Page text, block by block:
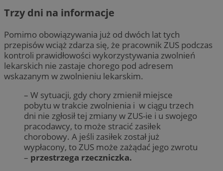
Trzy dni na informacje
Pomimo obowiązywania już od dwóch lat tych
przepisów wciąż zdarza się, że pracownik ZUS podczas
kontroli prawidłowości wykorzystywania zwolnień
lekarskich nie zastaje chorego pod adresem
wskazanym w zwolnieniu lekarskim.
– W sytuacji, gdy chory zmienił miejsce
pobytu w trakcie zwolnienia i w ciągu trzech
dni nie zgłosił tej zmiany w ZUS-ie i u swojego
pracodawcy, to może stracić zasiłek
chorobowy. A jeśli zasiłek został już
wypłacony, to ZUS może zażądać jego zwrotu
– przestrzega rzeczniczka.